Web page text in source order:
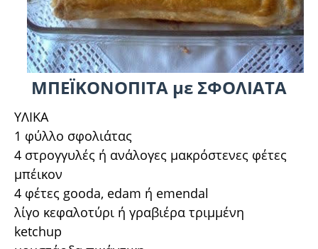
ΜΠΕΪΚΟΝΟΠΙΤΑ με ΣΦΟΛΙΑΤΑ
ΥΛΙΚΑ
1 φύλλο σφολιάτας
4 στρογγυλές ή ανάλογες μακρόστενες φέτες
μπέικον
4 φέτες gooda, edam ή emendal
λίγο κεφαλοτύρι ή γραβιέρα τριμμένη
ketchup